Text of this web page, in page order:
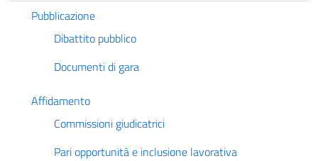
Pubblicazione
Dibattito pubblico
Documenti di gara
Affidamento
Commissioni giudicatrici
Pari opportunità e inclusione lavorativa